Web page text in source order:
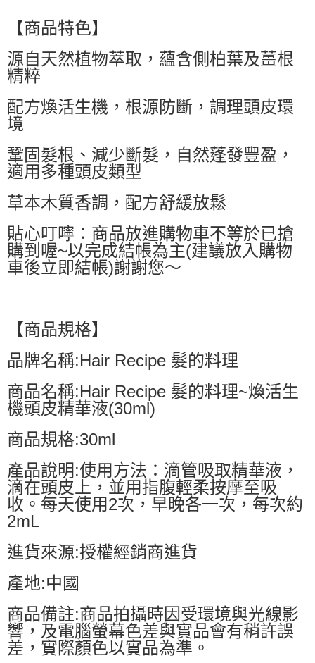
萊爾富取貨付款
每筆NT$60，滿NT$599(含以上)免運費
付款後萊爾富取貨
每筆NT$60，滿NT$599(含以上)免運費
7-11付款取貨
每筆NT$60，滿NT$599(含以上)免運費
付款後7-11取貨
每筆NT$60，滿NT$599(含以上)免運費
每筆NT$80，滿NT$799(含以上)免運費
國家/地區配送0330
【商品特色】
源自天然植物萃取，蘊含側柏葉及薑根
精粹
配方煥活生機，根源防斷，調理頭皮環
境
鞏固髮根、減少斷髮，自然蓬發豐盈，
適用多種頭皮類型
草本木質香調，配方舒緩放鬆
貼心叮嚀：商品放進購物車不等於已搶
購到喔~以完成結帳為主(建議放入購物
車後立即結帳)謝謝您～
【商品規格】
品牌名稱:Hair Recipe 髮的料理
商品名稱:Hair Recipe 髮的料理~煥活生
機頭皮精華液(30ml)
商品規格:30ml
產品說明:使用方法：滴管吸取精華液，
滴在頭皮上，並用指腹輕柔按摩至吸
收。每天使用2次，早晚各一次，每次約
2mL
進貨來源:授權經銷商進貨
產地:中國
商品備註:商品拍攝時因受環境與光線影
響，及電腦螢幕色差與實品會有稍許誤
差，實際顏色以實品為準。